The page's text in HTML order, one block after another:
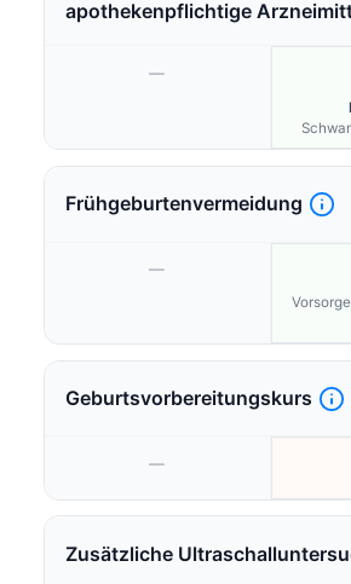
apothekenpflichtige
—
Frühgeburtenvermeidung
—
Geburtsvorbereitungskurs
—
Zusätzliche